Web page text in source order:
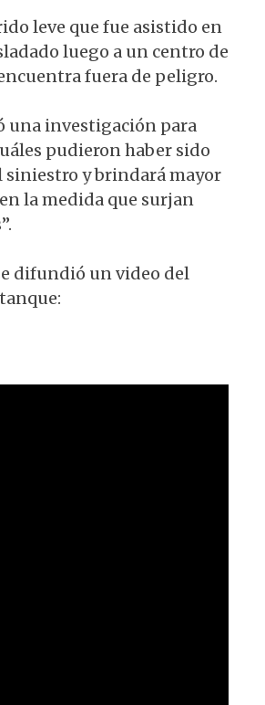
leve que fue asistido en
luego a un centro de
fuera de peligro.
una investigación para
pudieron haber sido
siniestro y brindará mayor
la medida que surjan
difundió un video del